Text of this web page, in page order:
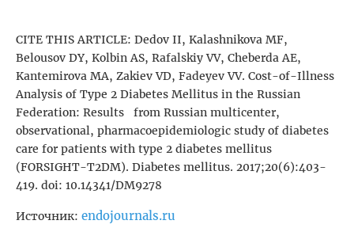
CITE THIS ARTICLE: Dedov II, Kalashnikova MF,
Belousov DY, Kolbin AS, Rafalskiy VV, Cheberda AE,
Kantemirova MA, Zakiev VD, Fadeyev VV. Cost-of-Illness
Analysis of Type 2 Diabetes Mellitus in the Russian
Federation: Results from Russian multicenter,
observational, pharmacoepidemiologic study of diabetes
care for patients with type 2 diabetes mellitus
(FORSIGHT-Т2DM). Diabetes mellitus. 2017;20(6):403-
419. doi: 10.14341/DM9278
Источник: endojournals.ru